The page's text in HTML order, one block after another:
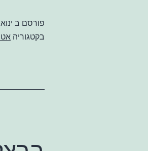
פורסם ב ינואר 7,
בקטגוריה